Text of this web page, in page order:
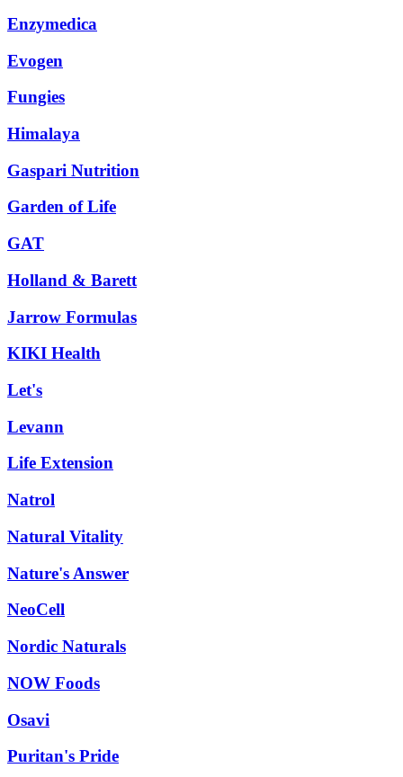
Enzymedica
Evogen
Fungies
Himalaya
Gaspari Nutrition
Garden of Life
GAT
Holland & Barett
Jarrow Formulas
KIKI Health
Let's
Levann
Life Extension
Natrol
Natural Vitality
Nature's Answer
NeoCell
Nordic Naturals
NOW Foods
Osavi
Puritan's Pride